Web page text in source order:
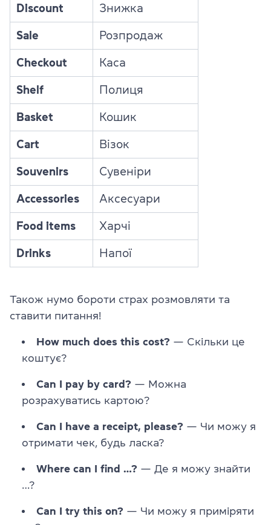
Discount Знижка
Sale Розпродаж
Checkout Каса
Shelf Полиця
Basket Кошик
Cart Візок
Souvenirs Сувеніри
Accessories Аксесуари
Food items Харчі
Drinks Напої
Також нумо бороти страх розмовляти та
ставити питання!
How much does this cost? — Скільки це
коштує?
Can I pay by card? — Можна
розрахуватись картою?
Can I have a receipt, please? — Чи можу я
отримати чек, будь ласка?
Where can I find …? — Де я можу знайти
…?
Can I try this on? — Чи можу я приміряти